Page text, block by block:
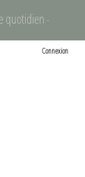
quotidien -
Connexion